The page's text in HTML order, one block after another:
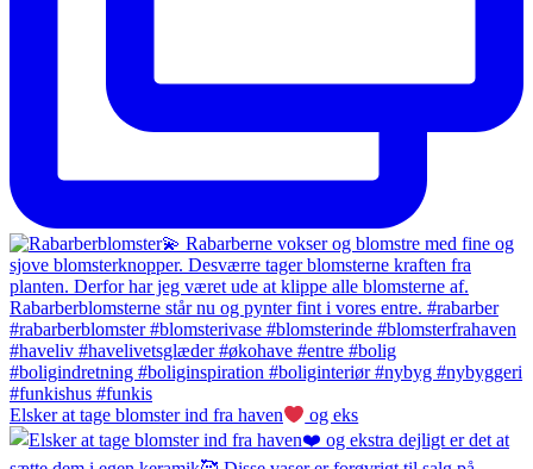
Elsker at tage blomster ind fra haven og eks